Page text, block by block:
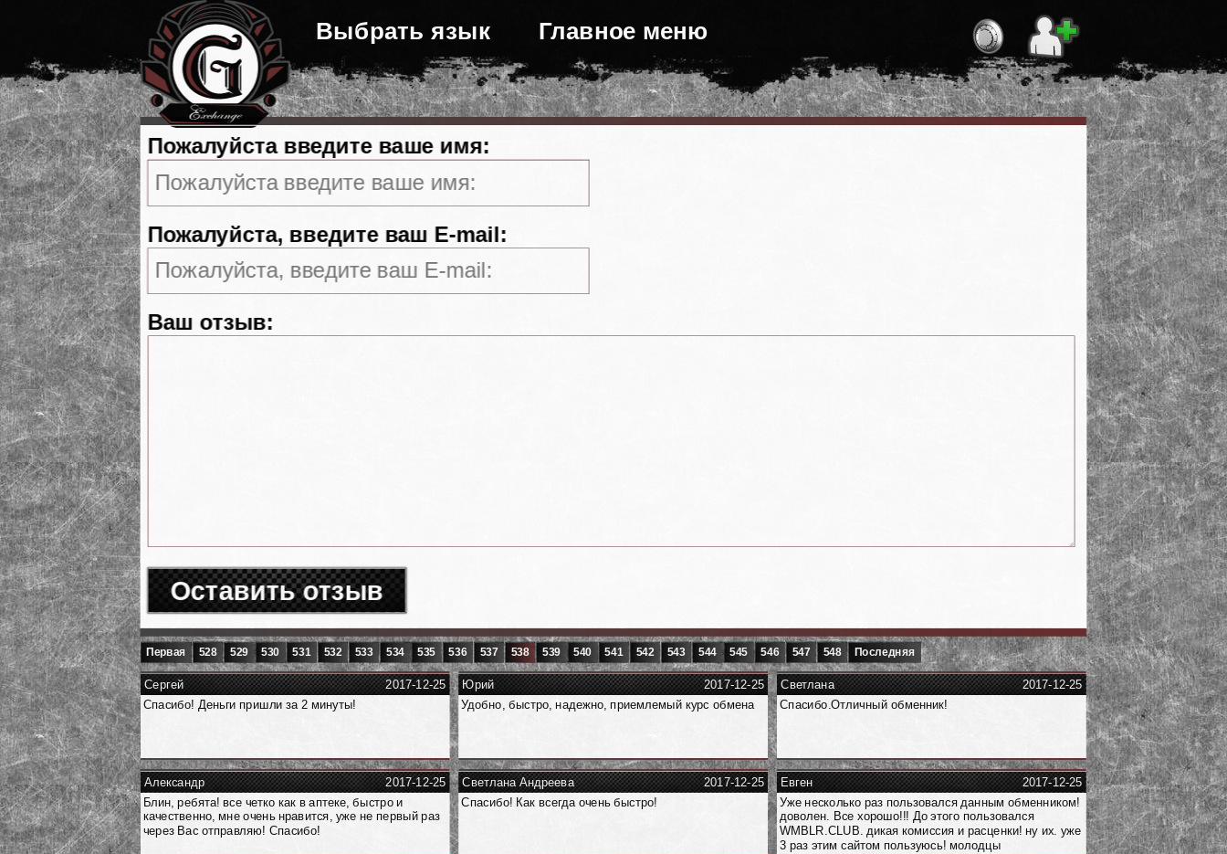
Выбрать язык Главное меню
Пожалуйста введите ваше имя:
Пожалуйста, введите ваш E-mail:
Ваш отзыв:
Оставить отзыв
Первая 528 529 530 531 532 533 534 535 536 537 538 539 540 541 542 543 544 545 546 547 548 Последняя
2017-12-25
Сергей
Спасибо! Деньги пришли за 2 минуты!
2017-12-25
Юрий
Удобно, быстро, надежно, приемлемый курс обмена
2017-12-25
Светлана
Спасибо.Отличный обменник!
2017-12-25
Александр
Блин, ребята! все четко как в аптеке, быстро и
качественно, мне очень нравится, уже не первый раз
через Вас отправляю! Спасибо!
2017-12-25
Светлана Андреева
Спасибо! Как всегда очень быстро!
2017-12-25
Евген
Уже несколько раз пользовался данным обменником!
доволен. Все хорошо!!! До этого пользовался
WMBLR.CLUB. дикая комиссия и расценки! ну их. уже
3 раз этим сайтом пользуюсь! молодцы